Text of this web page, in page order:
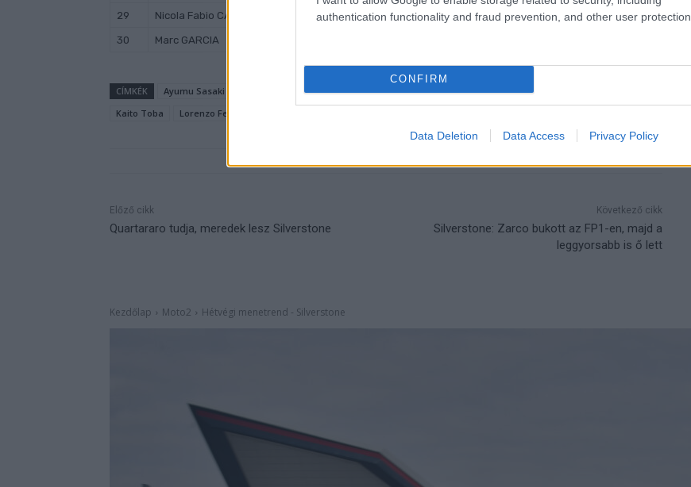
authentication functionality and fraud prevention, and other user protection.
CONFIRM
Data Deletion Data Access Privacy Policy
29 Nicola Fabio CARRARO QJMotor Avintia KTM 2’17.490 4.622
30 Marc GARCIA
CÍMKÉK Ayumu Sasaki Dennis Foggia Diogo Moreira Izan Guevara
Kaito Toba
Lorenzo Fellon
Előző cikk
Quartararo tudja, meredek lesz Silverstone
Következő cikk
Silverstone: Zarco bukott az FP1-en, majd a
leggyorsabb is ő lett